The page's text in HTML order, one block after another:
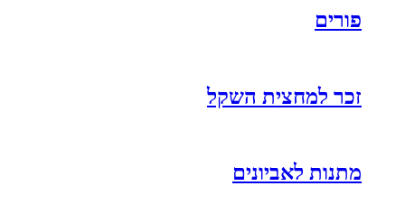
פורים
זכר למחצית השקל
מתנות לאביונים